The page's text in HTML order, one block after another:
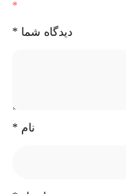
*
دیدگاه شما *
نام *